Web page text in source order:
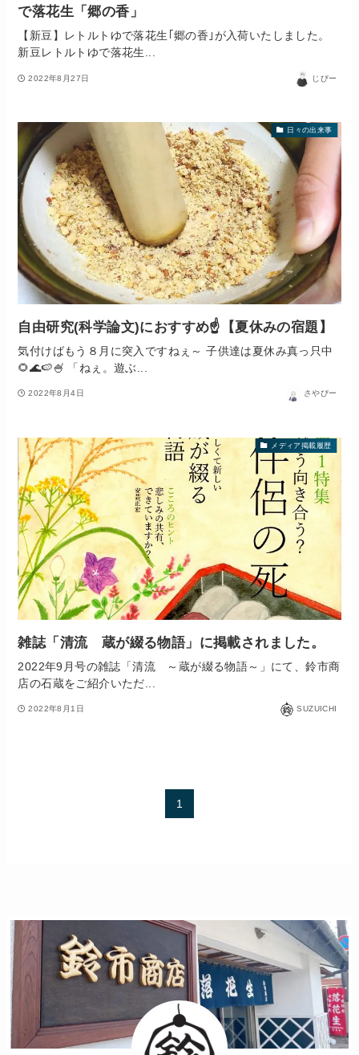
で落花生「郷の香」
【新豆】レトルトゆで落花生｢郷の香｣が入荷いたしました。
新豆レトルトゆで落花生...
2022年8月27日 じびー
日々の出来事
自由研究(科学論文)におすすめ☝️【夏休みの宿題】
気付けばもう８月に突入ですねぇ～ 子供達は夏休み真っ只中
🌻🌊🍉🍧 「ねぇ。遊ぶ...
2022年8月4日 さやぴー
メディア掲載履歴
雑誌「清流 蔵が綴る物語」に掲載されました。
2022年9月号の雑誌「清流 ～蔵が綴る物語～」にて、鈴市商
店の石蔵をご紹介いただ...
2022年8月1日 SUZUICHI
1